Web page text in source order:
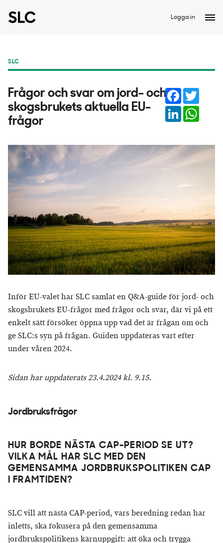
Logga in
SLC
Frågor och svar om jord- och
skogsbrukets aktuella EU-
frågor
Facebook
LinkedIn
Inför EU-valet har SLC samlat en Q&A-guide för jord- och
skogsbrukets EU-frågor med frågor och svar, där vi på ett
enkelt sätt försöker öppna upp vad det är frågan om och
ge SLC:s syn på frågan. Guiden uppdateras vart efter
under våren 2024.
Sidan har uppdaterats 23.4.2024 kl. 9.15.
Jordbruksfrågor
HUR BORDE NÄSTA CAP-PERIOD SE UT?
VILKA MÅL HAR SLC MED DEN
GEMENSAMMA JORDBRUKSPOLITIKEN CAP
I FRAMTIDEN?
SLC vill att nästa CAP-period, vars beredning redan har
inletts, ska fokusera på den gemensamma
jordbrukspolitikens kärnuppgift: att öka och trygga